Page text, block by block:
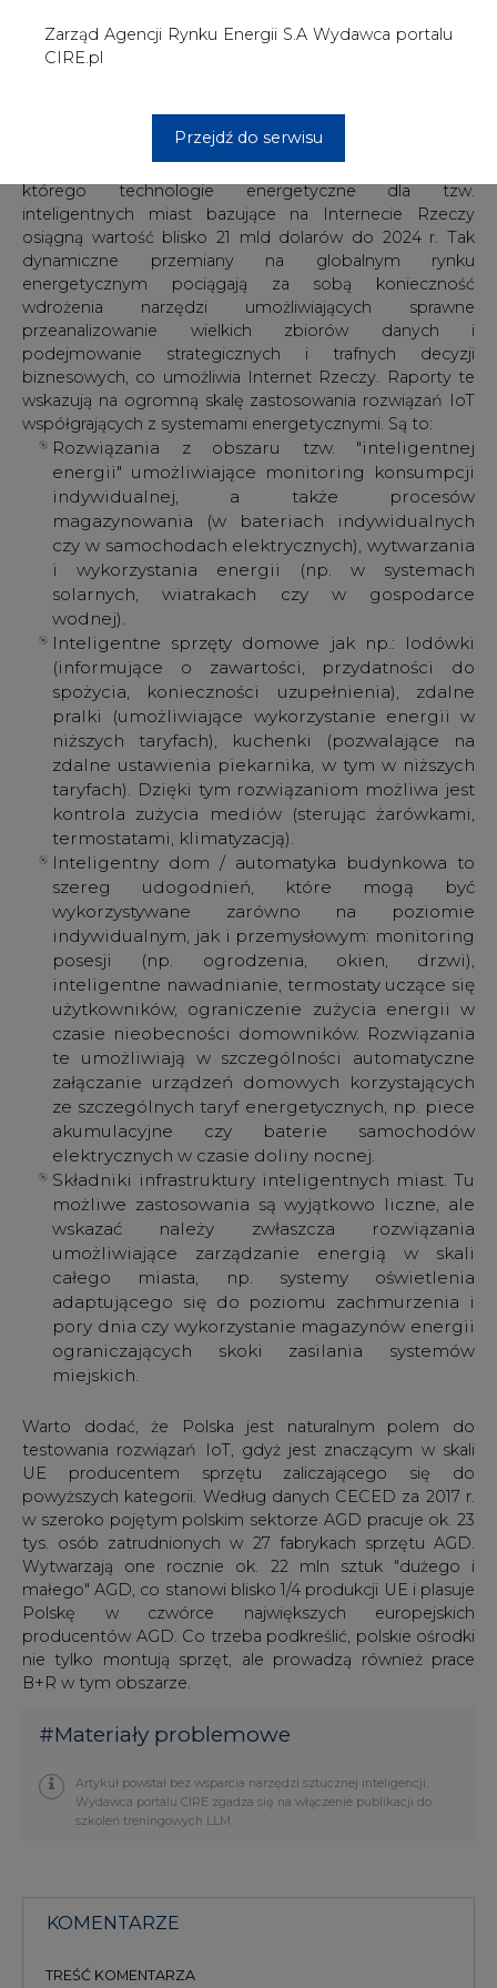
biznesowych, co umożliwia Internet Rzeczy. Raporty te
wskazują na ogromną skalę zastosowania rozwiązań IoT
Rozwiązania z obszaru tzw. "inteligentnej
energii" umożliwiające monitoring konsumpcji
indywidualnej, a także procesów
magazynowania (w bateriach indywidualnych
czy w samochodach elektrycznych), wytwarzania
i wykorzystania energii (np. w systemach
solarnych, wiatrakach czy w gospodarce
wodnej).
Inteligentne sprzęty domowe jak np.: lodówki
(informujące o zawartości, przydatności do
spożycia, konieczności uzupełnienia), zdalne
pralki (umożliwiające wykorzystanie energii w
niższych taryfach), kuchenki (pozwalające na
zdalne ustawienia piekarnika, w tym w niższych
taryfach). Dzięki tym rozwiązaniom możliwa jest
kontrola zużycia mediów (sterując żarówkami,
termostatami, klimatyzacją).
Inteligentny dom / automatyka budynkowa to
szereg udogodnień, które mogą być
wykorzystywane zarówno na poziomie
indywidualnym, jak i przemysłowym: monitoring
posesji (np. ogrodzenia, okien, drzwi),
inteligentne nawadnianie, termostaty uczące się
użytkowników, ograniczenie zużycia energii w
czasie nieobecności domowników. Rozwiązania
te umożliwiają w szczególności automatyczne
załączanie urządzeń domowych korzystających
ze szczególnych taryf energetycznych, np. piece
akumulacyjne czy baterie samochodów
elektrycznych w czasie doliny nocnej.
Składniki infrastruktury inteligentnych miast. Tu
możliwe zastosowania są wyjątkowo liczne, ale
wskazać należy zwłaszcza rozwiązania
umożliwiające zarządzanie energią w skali
całego miasta, np. systemy oświetlenia
adaptującego się do poziomu zachmurzenia i
pory dnia czy wykorzystanie magazynów energii
ograniczających skoki zasilania systemów
miejskich.
Warto dodać, że Polska jest naturalnym polem do
testowania rozwiązań IoT, gdyż jest znaczącym w skali
UE producentem sprzętu zaliczającego się do
powyższych kategorii. Według danych CECED za 2017 r.
w szeroko pojętym polskim sektorze AGD pracuje ok. 23
tys. osób zatrudnionych w 27 fabrykach sprzętu AGD.
Wytwarzają one rocznie ok. 22 mln sztuk "dużego i
małego" AGD, co stanowi blisko 1/4 produkcji UE i plasuje
Polskę w czwórce największych europejskich
producentów AGD. Co trzeba podkreślić, polskie ośrodki
nie tylko montują sprzęt, ale prowadzą również prace
B+R w tym obszarze.
Artykuł powstał bez wsparcia narzędzi sztucznej inteligencji.
Wydawca portalu CIRE zgadza się na włączenie publikacji do
szkoleń treningowych LLM.
KOMENTARZE
TREŚĆ KOMENTARZA
Przesłanie komentarza oznacza akceptację zasad korzystania z portalu